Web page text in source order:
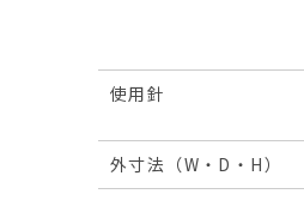
使用針
外寸法（W・D・H）